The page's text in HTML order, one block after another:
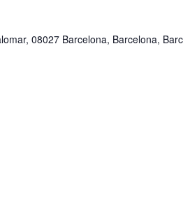
08027 Barcelona, Barcelona,